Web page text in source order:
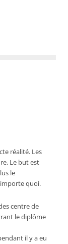
réalité. Les
Le but est
le
quoi.
centre de
le diplôme
il y a eu